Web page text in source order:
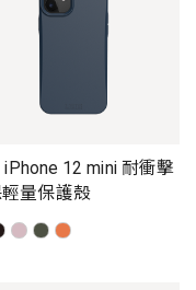
iPhone 12 mini 耐衝擊
量保護殼